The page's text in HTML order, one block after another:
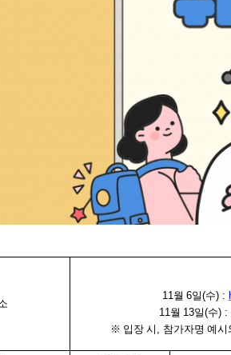
11월 6일(수) :
11월 13일(수) :
※ 입장 시 , 참가자명 예